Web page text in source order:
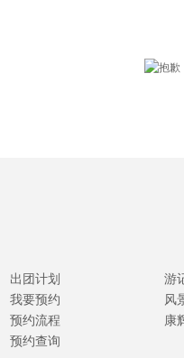
出团计划
我要预约
预约流程
预约查询
游
风
康